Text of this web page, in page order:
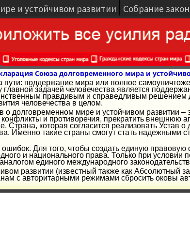
и устойчивом развитии Собрание
Союза долговременного мира и
пути: поддержание мира или полное
задачей человечества является
правдивым и справедливым решением
человечества в целом.
долговременном мире и устойчивом развитии –
и противоречия, прекратить внешнюю
Страна, которая согласится реализовать Устав
Именно такие страны смогут стать надежными
Для того, чтобы создать единую
и национального права. Только при условии
единого международного
развитии (известный также как Абсолютный
с авторитарными режимами сбросить оковы